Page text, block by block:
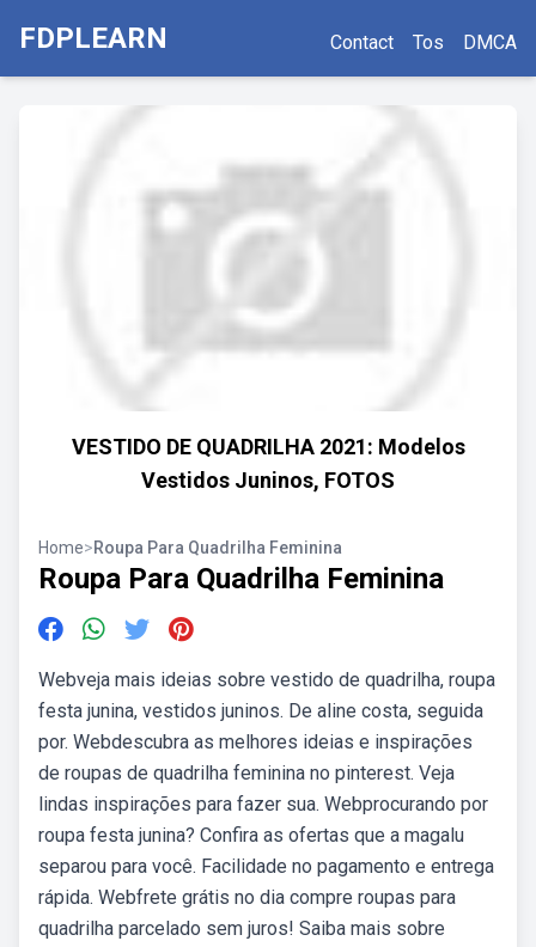
FDPLEARN Contact Tos DMCA
VESTIDO DE QUADRILHA 2021: Modelos
Vestidos Juninos, FOTOS
Home>Roupa Para Quadrilha Feminina
Roupa Para Quadrilha Feminina
Webveja mais ideias sobre vestido de quadrilha, roupa
festa junina, vestidos juninos. De aline costa, seguida
por. Webdescubra as melhores ideias e inspirações
de roupas de quadrilha feminina no pinterest. Veja
lindas inspirações para fazer sua. Webprocurando por
roupa festa junina? Confira as ofertas que a magalu
separou para você. Facilidade no pagamento e entrega
rápida. Webfrete grátis no dia compre roupas para
quadrilha parcelado sem juros! Saiba mais sobre